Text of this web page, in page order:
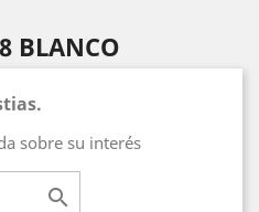
BLANCO
sobre su interés
